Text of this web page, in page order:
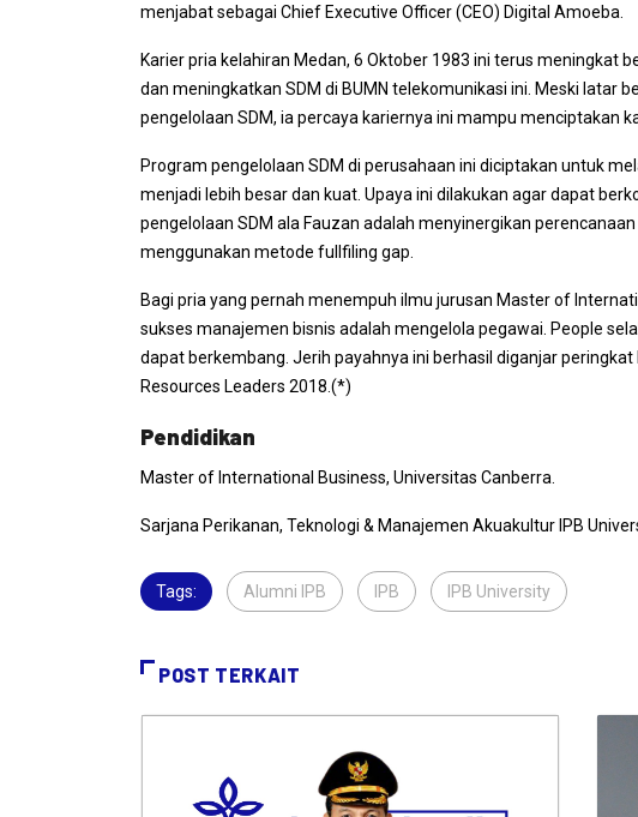
menjabat sebagai Chief Executive Officer(CEO) Digital Amoeba.
Karier pria kelahiran Medan, 6 Oktober 1983 ini terus meningkat
dan meningkatkan SDM di BUMN telekomunikasi ini. Meski latar
pengelolaan SDM, ia percaya kariernya ini mampu menciptakan
Program pengelolaan SDM di perusahaan ini diciptakan untuk
menjadi lebih besar dan kuat. Upaya ini dilakukan agar dapat
pengelolaan SDM ala Fauzan adalah menyinergikan
menggunakan metode fullfiling gap
Bagi pria yang pernah menempuh ilmu jurusan Master of
sukses manajemen bisnis adalah mengelola pegawai. People
dapat berkembang. Jerih payahnya ini berhasil diganjar peringkat
Resources Leaders 2018.(*)
Pendidikan
Master of International Business, Universitas Canberra.
Sarjana Perikanan, Teknologi & Manajemen Akuakultur IPB
Tags: Alumni IPB IPB IPB University
POST TERKAIT